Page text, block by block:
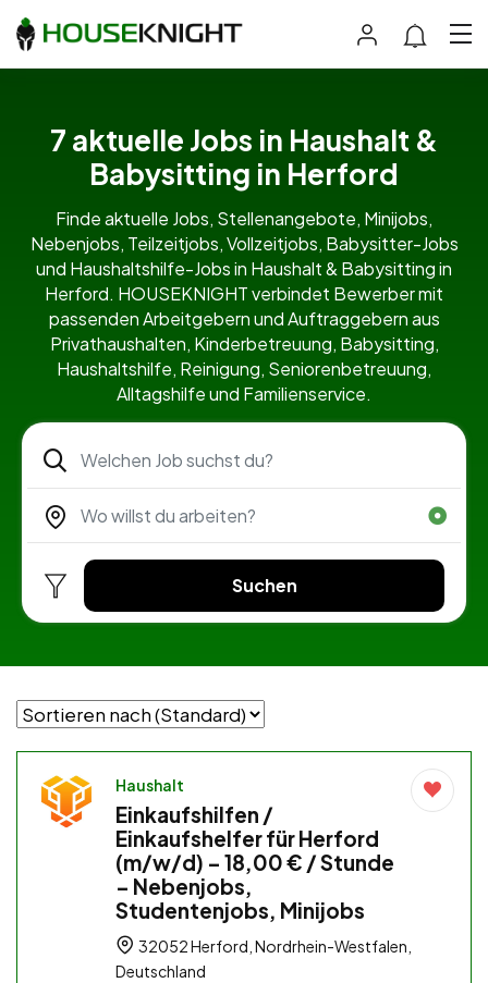
7 aktuelle Jobs in Haushalt &
Babysitting in Herford
Finde aktuelle Jobs, Stellenangebote, Minijobs,
Nebenjobs, Teilzeitjobs, Vollzeitjobs, Babysitter-Jobs
und Haushaltshilfe-Jobs in Haushalt & Babysitting in
Herford. HOUSEKNIGHT verbindet Bewerber mit
passenden Arbeitgebern und Auftraggebern aus
Privathaushalten, Kinderbetreuung, Babysitting,
Haushaltshilfe, Reinigung, Seniorenbetreuung,
Alltagshilfe und Familienservice.
Suchen
Haushalt
Einkaufshilfen /
Einkaufshelfer für Herford
(m/w/d) – 18,00 € / Stunde
– Nebenjobs,
Studentenjobs, Minijobs
32052 Herford, Nordrhein-Westfalen,
Deutschland